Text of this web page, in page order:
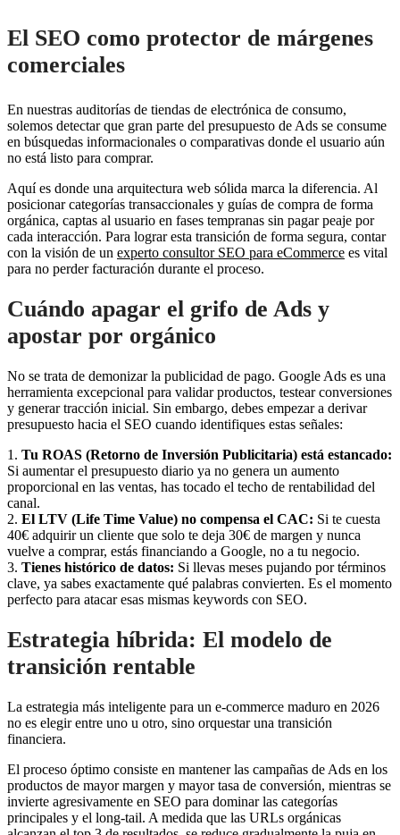
El SEO como protector de márgenes
comerciales
En nuestras auditorías de tiendas de electrónica de consumo,
solemos detectar que gran parte del presupuesto de Ads se consume
en búsquedas informacionales o comparativas donde el usuario aún
no está listo para comprar.
Aquí es donde una arquitectura web sólida marca la diferencia. Al
posicionar categorías transaccionales y guías de compra de forma
orgánica, captas al usuario en fases tempranas sin pagar peaje por
cada interacción. Para lograr esta transición de forma segura, contar
con la visión de un experto consultor SEO para eCommerce es vital
para no perder facturación durante el proceso.
Cuándo apagar el grifo de Ads y
apostar por orgánico
No se trata de demonizar la publicidad de pago. Google Ads es una
herramienta excepcional para validar productos, testear conversiones
y generar tracción inicial. Sin embargo, debes empezar a derivar
presupuesto hacia el SEO cuando identifiques estas señales:
1. Tu ROAS (Retorno de Inversión Publicitaria) está estancado:
Si aumentar el presupuesto diario ya no genera un aumento
proporcional en las ventas, has tocado el techo de rentabilidad del
canal.
2. El LTV (Life Time Value) no compensa el CAC: Si te cuesta
40€ adquirir un cliente que solo te deja 30€ de margen y nunca
vuelve a comprar, estás financiando a Google, no a tu negocio.
3. Tienes histórico de datos: Si llevas meses pujando por términos
clave, ya sabes exactamente qué palabras convierten. Es el momento
perfecto para atacar esas mismas keywords con SEO.
Estrategia híbrida: El modelo de
transición rentable
La estrategia más inteligente para un e-commerce maduro en 2026
no es elegir entre uno u otro, sino orquestar una transición
financiera.
El proceso óptimo consiste en mantener las campañas de Ads en los
productos de mayor margen y mayor tasa de conversión, mientras se
invierte agresivamente en SEO para dominar las categorías
principales y el long-tail. A medida que las URLs orgánicas